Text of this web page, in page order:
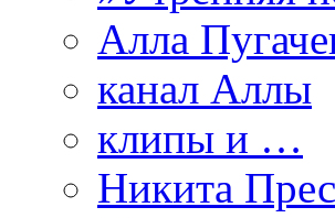
Алла
канал Аллы
клипы и …
Никита